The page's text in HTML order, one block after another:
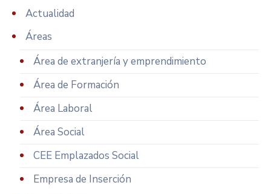
Actualidad
Áreas
Área de extranjería y emprendimiento
Área de Formación
Área Laboral
Área Social
CEE Emplazados Social
Empresa de Inserción